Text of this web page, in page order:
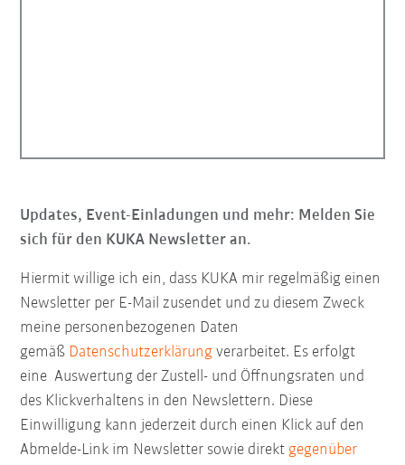
Updates, Event-Einladungen und mehr: Melden Sie
sich für den KUKA Newsletter an.
Hiermit willige ich ein, dass KUKA mir regelmäßig einen
Newsletter per E-Mail zusendet und zu diesem Zweck
meine personenbezogenen Daten
gemäß Datenschutzerklärung verarbeitet. Es erfolgt
eine Auswertung der Zustell- und Öffnungsraten und
des Klickverhaltens in den Newslettern. Diese
Einwilligung kann jederzeit durch einen Klick auf den
Abmelde-Link im Newsletter sowie direktgegenüber